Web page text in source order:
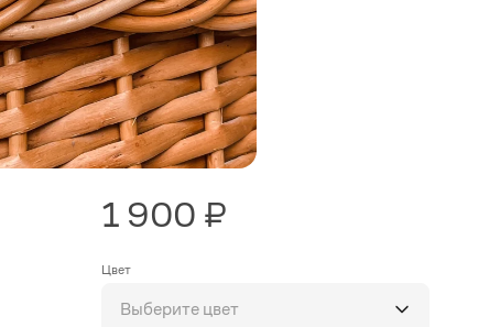
1 900 ₽
Цвет
Выберите цвет